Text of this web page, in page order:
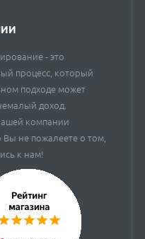
- это
процесс, который
подходе может
доход.
компании
Вы не пожалеете о том,
к нам!